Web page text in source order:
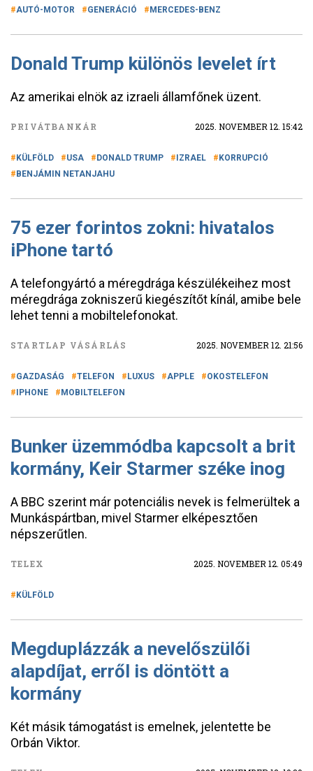
AUTÓ-MOTOR GENERÁCIÓ MERCEDES-BENZ
Donald Trump különös levelet írt
Az amerikai elnök az izraeli államfőnek üzent.
PRIVÁTBANKÁR 2025. NOVEMBER 12. 15:42
KÜLFÖLD USA DONALD TRUMP IZRAEL
KORRUPCIÓ
BENJÁMIN NETANJAHU
75 ezer forintos zokni: hivatalos
iPhone tartó
A telefongyártó a méregdrága készülékeihez most
méregdrága zokniszerű kiegészítőt kínál, amibe bele
lehet tenni a mobiltelefonokat.
STARTLAP VÁSÁRLÁS 2025. NOVEMBER 12. 21:56
GAZDASÁG TELEFON LUXUS APPLE
OKOSTELEFON
IPHONE
MOBILTELEFON
Bunker üzemmódba kapcsolt a brit
kormány, Keir Starmer széke inog
A BBC szerint már potenciális nevek is felmerültek a
Munkáspártban, mivel Starmer elképesztően
népszerűtlen.
TELEX 2025. NOVEMBER 12. 05:49
KÜLFÖLD
Megduplázzák a nevelőszülői
alapdíjat, erről is döntött a
kormány
Két másik támogatást is emelnek, jelentette be
Orbán Viktor.